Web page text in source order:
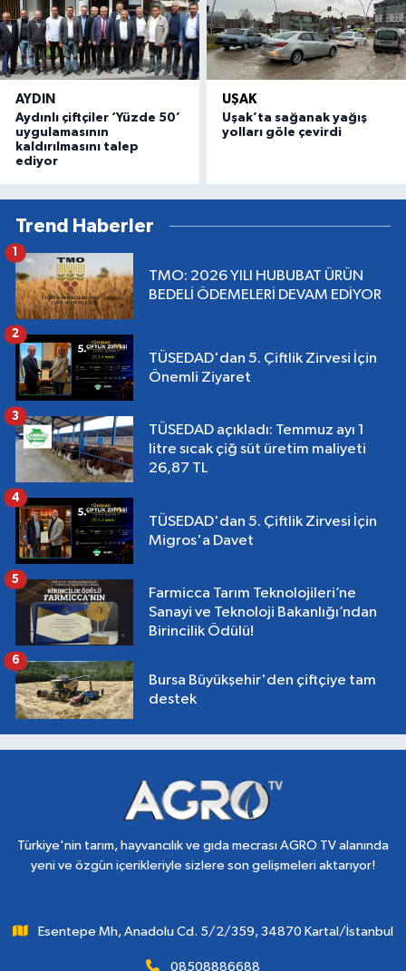
AYDIN
Aydınlı çiftçiler ‘Yüzde 50’
uygulamasının
kaldırılmasını talep
ediyor
UŞAK
Uşak’ta sağanak yağış
yolları göle çevirdi
Trend Haberler
TMO: 2026 YILI HUBUBAT ÜRÜN
BEDELİ ÖDEMELERİ DEVAM EDİYOR
1
TÜSEDAD'dan 5. Çiftlik Zirvesi İçin
Önemli Ziyaret
2
TÜSEDAD açıkladı: Temmuz ayı 1
litre sıcak çiğ süt üretim maliyeti
26,87 TL
3
TÜSEDAD'dan 5. Çiftlik Zirvesi İçin
Migros'a Davet
4
Farmicca Tarım Teknolojileri’ne
Sanayi ve Teknoloji Bakanlığı’ndan
Birincilik Ödülü!
5
Bursa Büyükşehir'den çiftçiye tam
destek
6
Türkiye'nin tarım, hayvancılık ve gıda mecrası AGRO TV alanında
yeni ve özgün içerikleriyle sizlere son gelişmeleri aktarıyor!
Esentepe Mh, Anadolu Cd. 5/2/359, 34870 Kartal/İstanbul
08508886688